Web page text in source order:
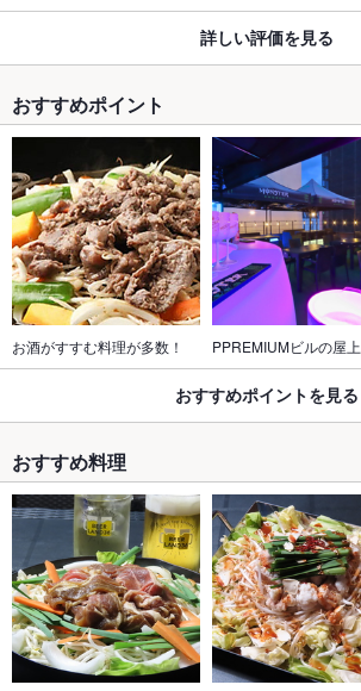
詳しい評価を見る
おすすめポイント
お酒がすすむ料理が多数！ PPREMIUMビルの屋上
おすすめポイントを見る
おすすめ料理